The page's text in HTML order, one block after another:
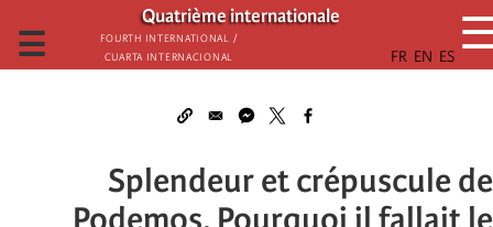
تجاوز
إلى
المحتوى
Quatrième internationale
Fourth International /
Cuarta Internacional
☰
Splendeur et crépuscule de